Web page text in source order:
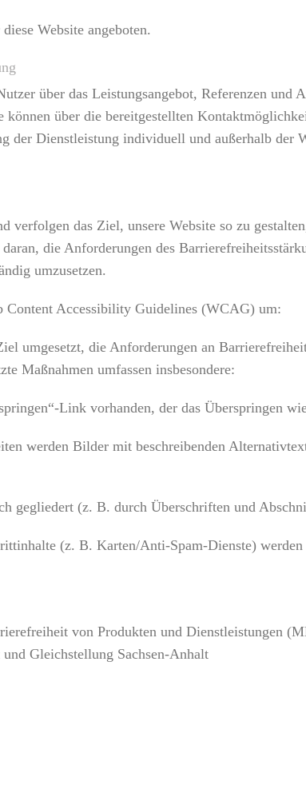
Website angeboten.
über das Leistungsangebot, Referenzen und
über die bereitgestellten
der Dienstleistung individuell und außerhalb der
das Ziel, unsere Website so zu
die Anforderungen des
umzusetzen.
Content Accessibility Guidelines (WCAG) um:
umgesetzt, die Anforderungen an
Maßnahmen umfassen insbesondere:
Link vorhanden, der das Überspringen
werden Bilder mit beschreibenden
gegliedert (z. B. durch Überschriften und
(z. B. Karten/Anti-Spam-Dienste) werden
von Produkten und Dienstleistungen
Gleichstellung Sachsen-Anhalt